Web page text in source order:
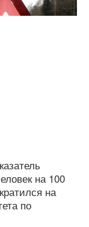
на 100
на
по